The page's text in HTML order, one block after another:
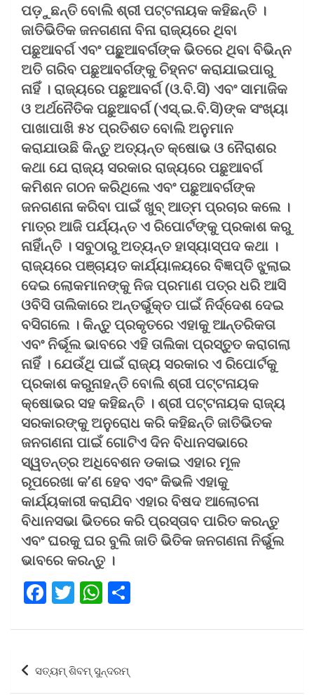
ପଡ଼ୁଛନ୍ତି ବୋଲି ଶ୍ରୀ ପଟ୍ଟନାୟକ କହିଛନ୍ତି ।
ଜାତିଭିତିକ ଜନଗଣନା ବିନା ରାଜ୍ୟରେ ଥିବା
ପଛୁଆବର୍ଗ ଏବଂ ପଛୁୂଆବର୍ଗଙ୍କ ଭିତରେ ଥିବା ବିଭିନ୍ନ
ଅତି ଗରିବ ପଛୁଆବର୍ଗଙ୍କୁ ଚିହ୍ନଟ କରାଯାଇପାରୁ
ନାହିଁ । ରାଜ୍ୟରେ ପଛୁଆବର୍ଗ (ଓ.ବି.ସି) ଏବଂ ସାମାଜିକ
ଓ ଅର୍ଥନୈତିକ ପଛୁଆବର୍ଗ (ଏସ୍‌.ଇ.ବି.ସି)ଙ୍କ ସଂଖ୍ୟା
ପାଖାପାଖି ୫୪ ପ୍ରତିଶତ ବୋଲି ଅନୁମାନ
କରାଯାଉଛି କିନ୍ତୁ ଅତ୍ୟନ୍ତ କ୍ଷୋଭ ଓ ନୈରାଶର
କଥା ଯେ ରାଜ୍ୟ ସରକାର ରାଜ୍ୟରେ ପଛୁଆବର୍ଗ
କମିଶନ ଗଠନ କରିଥିଲେ ଏବଂ ପଛୁଆବର୍ଗଙ୍କ
ଜନଗଣନା କରିବା ପାଇଁ ଖୁବ୍ ଆତ୍ମ ପ୍ରଚାର କଲେ ।
ମାତ୍ର ଆଜି ପର୍ଯ୍ୟନ୍ତ ଏ ରିପୋର୍ଟଙ୍କୁ ପ୍ରକାଶ କରୁ
ନାହିାଁନ୍ତି । ସବୁଠାରୁ ଅତ୍ୟନ୍ତ ହାସ୍ୟାସ୍ପଦ କଥା ।
ରାଜ୍ୟରେ ପଞ୍ଚାୟତ କାର୍ଯ୍ୟାଳୟରେ ବିଜ୍ଞପ୍ତି ଝୁଲାଇ
ଦେଇ ଲୋକମାନଙ୍କୁ ନିଜ ପ୍ରମାଣ ପତ୍ର ଧରି ଆସି
ଓବିସି ତାଲିକାରେ ଅନ୍ତର୍ଭୁକ୍ତ ପାଇଁ ନିର୍ଦ୍ଦେଶ ଦେଇ
ବସିଗଲେ । କିନ୍ତୁ ପ୍ରକୃତରେ ଏହାକୁ ଆନ୍ତରିକତା
ଏବଂ ନିର୍ଭୂଲ ଭାବରେ ଏହି ତାଲିକା ପ୍ରସ୍ତୁତ କରାଗଲା
ନାହିଁ । ଯେଉଁଥି ପାଇଁ ରାଜ୍ୟ ସରକାର ଏ ରିପୋର୍ଟକୁ
ପ୍ରକାଶ କରୁନାହନ୍ତି ବୋଲି ଶ୍ରୀ ପଟ୍ଟନାୟକ
କ୍ଷୋଭର ସହ କହିଛନ୍ତି । ଶ୍ରୀ ପଟ୍ଟନାୟକ ରାଜ୍ୟ
ସରକାରଙ୍କୁ ଅନୁରୋଧ କରି କହିଛନ୍ତି ଜାତିଭିତକ
ଜନଗଣନା ପାଇଁ ଗୋଟିଏ ଦିନ ବିଧାନସଭାରେ
ସ୍ୱତନ୍ତ୍ର ଅଧିବେଶନ ଡକାଇ ଏହାର ମୂଳ
ରୂପରେଖା କ’ଣ ହେବ ଏବଂ କିଭଳି ଏହାକୁ
କାର୍ଯ୍ୟକାରୀ କରାଯିବ ଏହାର ବିଷଦ ଆଲୋଚନା
ବିଧାନସଭା ଭିତରେ କରି ପ୍ରସ୍ତାବ ପାରିତ କରନ୍ତୁ
ଏବଂ ଘରକୁ ଘର ବୁଲି ଜାତି ଭିତିକ ଜନଗଣନା ନିର୍ଭୁଲ
ଭାବରେ କରନ୍ତୁ ।
F
ce
o
T
tt
er
W
at
A
ar
Post
navigation
ସତ୍ୟମ୍ ଶିବମ୍ ସୁନ୍ଦରମ୍‌